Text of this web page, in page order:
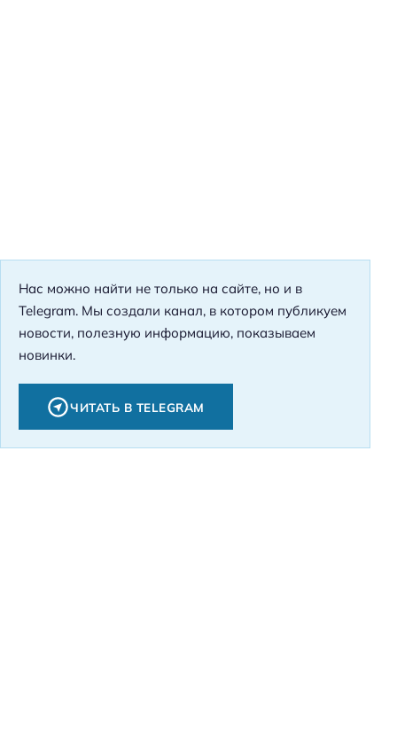
Нас можно найти не только на сайте, но и в
Telegram. Мы создали канал, в котором публикуем
новости, полезную информацию, показываем
новинки.
ЧИТАТЬ В TELEGRAM